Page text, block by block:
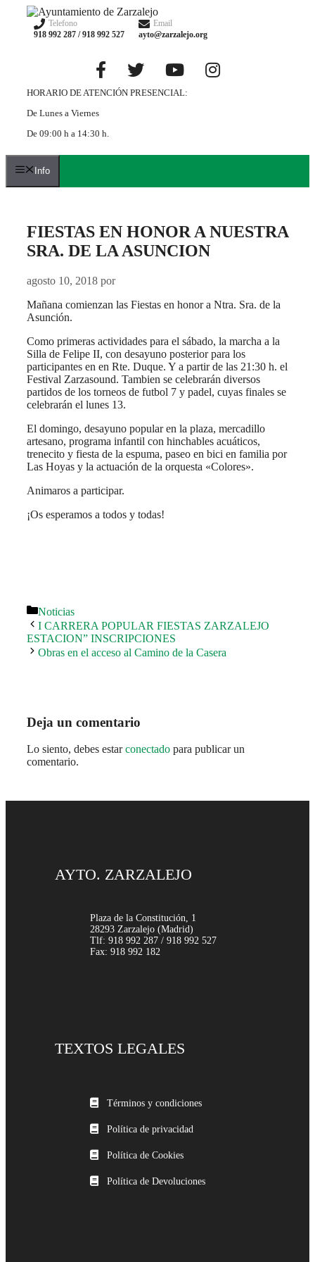
Saltar
contenido
Telefono
918 992 287 / 918 992 527
Email
ayto@zarzalejo.org
HORARIO DE ATENCIÓN PRESENCIAL:
De Lunes a Viernes
De 09:00 h a 14:30 h.
Info
FIESTAS EN HONOR A NUESTRA
SRA. DE LA ASUNCION
agosto 10, 2018 por
Mañana comienzan las Fiestas en honor a Ntra. Sra. de la
Asunción.
Como primeras actividades para el sábado, la marcha a la
Silla de Felipe II, con desayuno posterior para los
participantes en en Rte. Duque. Y a partir de las 21:30 h. el
Festival Zarzasound. Tambien se celebrarán diversos
partidos de los torneos de futbol 7 y padel, cuyas finales se
celebrarán el lunes 13.
El domingo, desayuno popular en la plaza, mercadillo
artesano, programa infantil con hinchables acuáticos,
trenecito y fiesta de la espuma, paseo en bici en familia por
Las Hoyas y la actuación de la orquesta «Colores».
Animaros a participar.
¡Os esperamos a todos y todas!
Categorías
Noticias
I CARRERA POPULAR FIESTAS ZARZALEJO
ESTACION” INSCRIPCIONES
Obras en el acceso al Camino de la Casera
Deja un comentario
Lo siento, debes estarconectado para publicar un
comentario.
AYTO. ZARZALEJO
Plaza de la Constitución, 1
28293 Zarzalejo (Madrid)
Tlf: 918 992 287 / 918 992 527
Fax: 918 992 182
TEXTOS LEGALES
Términos y condiciones
Política de privacidad
Política de Cookies
Política de Devoluciones